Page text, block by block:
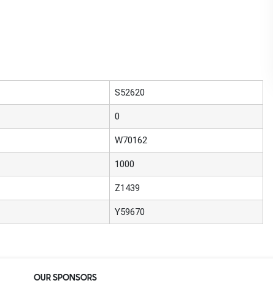
S52620
0
W70162
1000
Z1439
Y59670
OUR SPONSORS